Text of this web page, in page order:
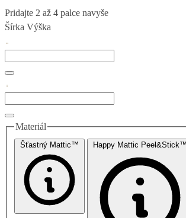
Pridajte 2 až 4 palce navyše
Šírka Výška
Materiál
Šťastný Mattic™ Happy Mattic Peel&Stick™